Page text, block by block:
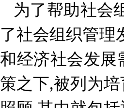
为了帮助社会
了社会组织管理
和经济社会发展
策之下,被列为